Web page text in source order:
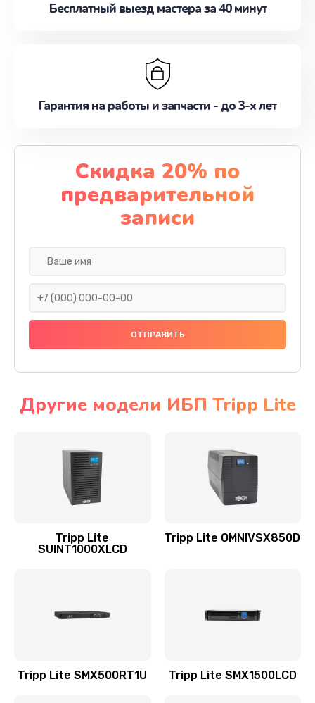
Бесплатный выезд мастера за 40 минут
Гарантия на работы и запчасти - до 3-х лет
Скидка 20% по
предварительной
записи
Другие модели ИБП Tripp Lite
Tripp Lite
SUINT1000XLCD
Tripp Lite OMNIVSX850D
Tripp Lite SMX500RT1U Tripp Lite SMX1500LCD